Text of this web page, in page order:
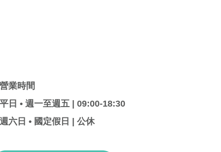
營業時間
平日 • 週一至週五 | 09:00-18:30
週六日 • 國定假日 | 公休